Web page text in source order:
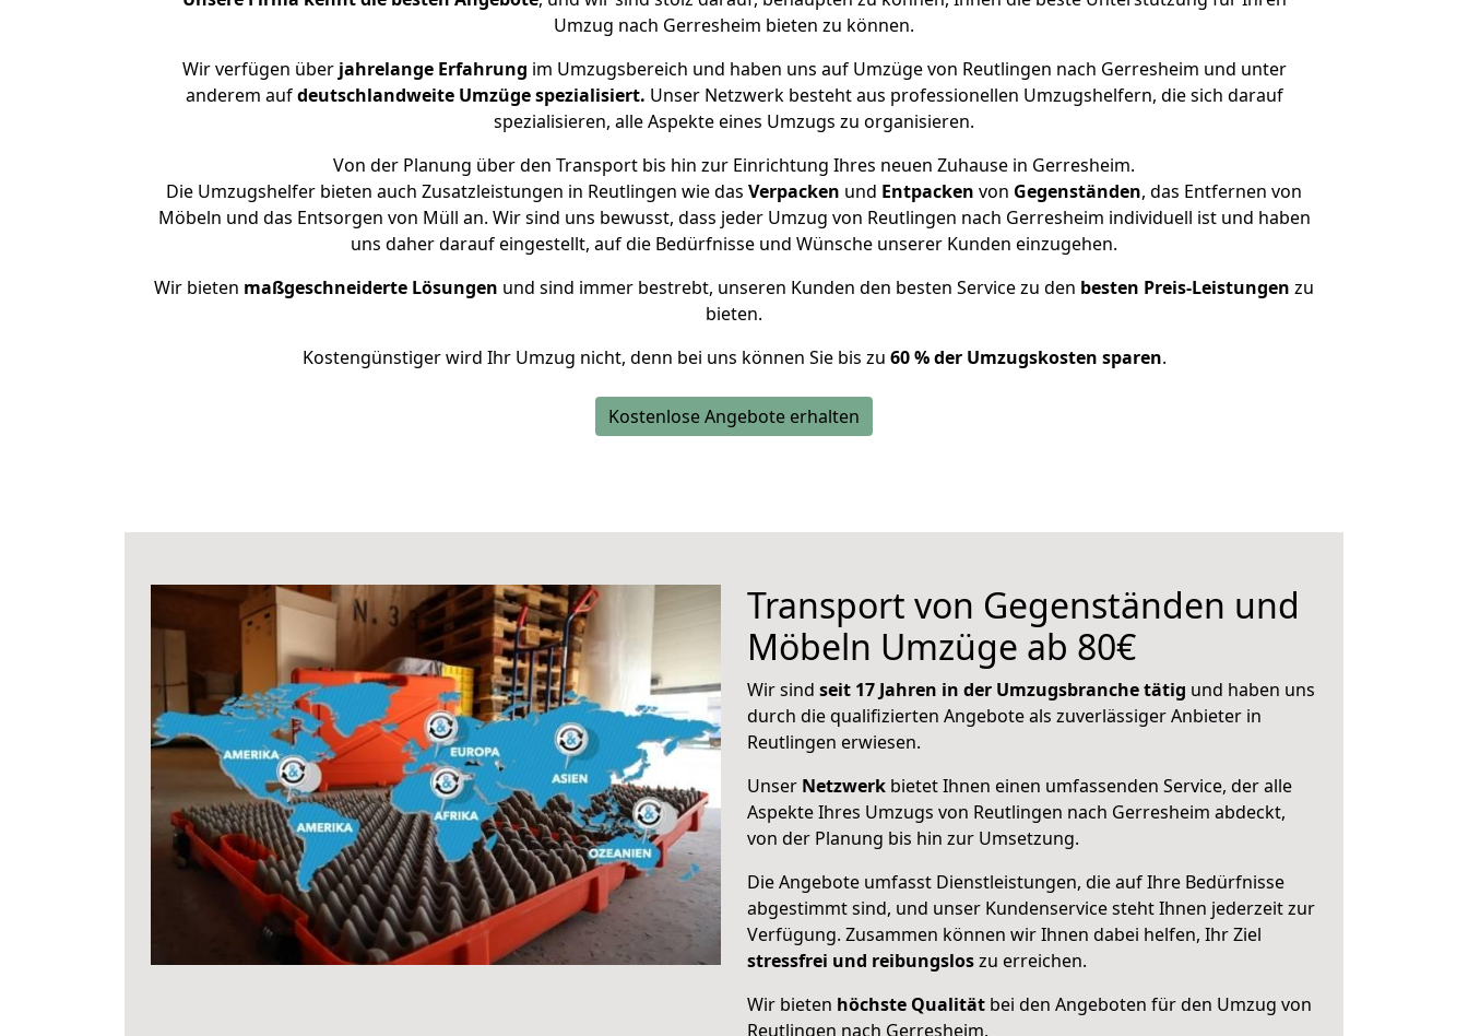
Umzug nach Gerresheim bieten zu können.
Wir verfügen überjahrelange Erfahrung im Umzugsbereich und haben uns auf Umzüge von Reutlingen nach Gerresheim und unter
anderem aufdeutschlandweite Umzüge spezialisiert. Unser Netzwerk besteht aus professionellen Umzugshelfern, die sich darauf
spezialisieren, alle Aspekte eines Umzugs zu organisieren.
Von der Planung über den Transport bis hin zur Einrichtung Ihres neuen Zuhause in Gerresheim.
Die Umzugshelfer bieten auch Zusatzleistungen in Reutlingen wie das Verpacken und Entpacken von Gegenständen, das Entfernen von
Möbeln und das Entsorgen von Müll an. Wir sind uns bewusst, dass jeder Umzug von Reutlingen nach Gerresheim individuell ist und haben
uns daher darauf eingestellt, auf die Bedürfnisse und Wünsche unserer Kunden einzugehen.
Wir bieten maßgeschneiderte Lösungen und sind immer bestrebt, unseren Kunden den besten Service zu den besten Preis-Leistungen zu
bieten.
Kostengünstiger wird Ihr Umzug nicht, denn bei uns können Sie bis zu 60 % der Umzugskosten sparen.
Kostenlose Angebote erhalten
Transport von Gegenständen und
Möbeln Umzüge ab 80€
Wir sind seit 17 Jahren in der Umzugsbranche tätig und haben uns
durch die qualifizierten Angebote als zuverlässiger Anbieter in
Reutlingen erwiesen.
Unser Netzwerk bietet Ihnen einen umfassenden Service, der alle
Aspekte Ihres Umzugs von Reutlingen nach Gerresheim abdeckt,
von der Planung bis hin zur Umsetzung.
Die Angebote umfasst Dienstleistungen, die auf Ihre Bedürfnisse
abgestimmt sind, und unser Kundenservice steht Ihnen jederzeit zur
Verfügung. Zusammen können wir Ihnen dabei helfen, Ihr Ziel
stressfrei und reibungsloszu erreichen.
Wir bieten höchste Qualität bei den Angeboten für den Umzug von
Reutlingen nach Gerresheim.